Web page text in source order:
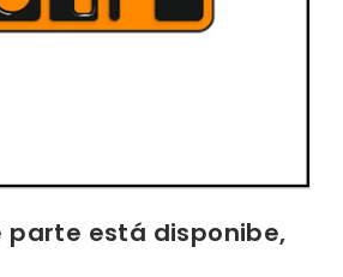
parte está disponibe,